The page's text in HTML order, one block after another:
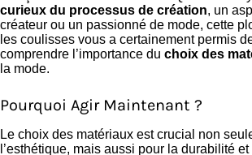
curieux du processus de création, un
créateur ou un passionné de mode, cette
les coulisses vous a certainement permis
comprendre l’importance du choix des
la mode.
Pourquoi Agir Maintenant ?
Le choix des matériaux est crucial non
l’esthétique, mais aussi pour la durabilité et